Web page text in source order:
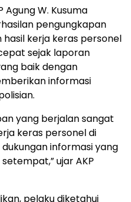
W. Kusuma
pengungkapan
kerja keras personel
sejak laporan
baik dengan
informasi
yang berjalan sangat
keras personel di
informasi yang
ujar AKP
pelaku diketahui